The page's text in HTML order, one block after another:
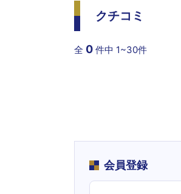
クチコミ
全 0 件中 1~30件
会員登録